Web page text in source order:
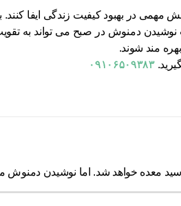
در بهبود کیفیت زندگی ایفا
نوشیدن دمنوش در صبح می ‌تواند به
‌مند شوند.
۰۹۱۰۶۵۰۹۳۸۳
معده خواهد شد. اما نوشیدن دمنوش